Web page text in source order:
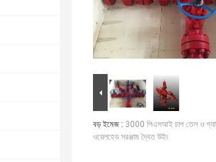
বড় ইমেজ : 3000 পিএসআই চাপ তেল ও
ওয়েলহেড সরঞ্জাম দ্বৈত উইং